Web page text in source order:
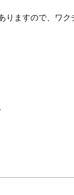
ますので、ワク